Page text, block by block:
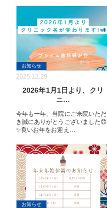
お知らせ
2025.12.29
2026年1月1日より、クリ
ニ…
今年も一年、当院にご来院いただ
き誠にありがとうございました😊
✨良いお年をお迎え…
お知らせ